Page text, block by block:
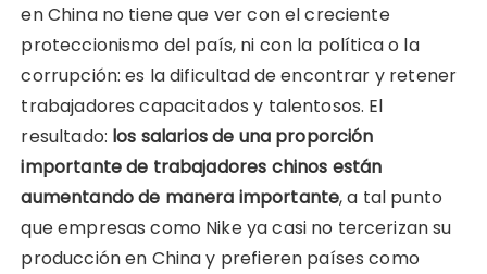
en China no tiene que ver con el creciente
proteccionismo del país, ni con la política o la
corrupción: es la dificultad de encontrar y retener
trabajadores capacitados y talentosos. El
resultado: los salarios de una proporción
importante de trabajadores chinos están
aumentando de manera importante, a tal punto
que empresas como Nike ya casi no tercerizan su
producción en China y prefieren países como